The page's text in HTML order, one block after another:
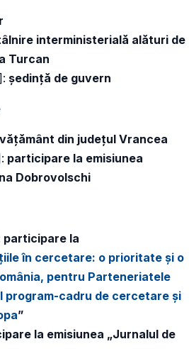
interministerială alături de
Turcan
ședință de guvern
din județul Vrancea
participare la emisiunea
Dobrovolschi
participare la
în cercetare: o prioritate și o
pentru Parteneriatele
program-cadru de cercetare și
”
la emisiunea „Jurnalul de